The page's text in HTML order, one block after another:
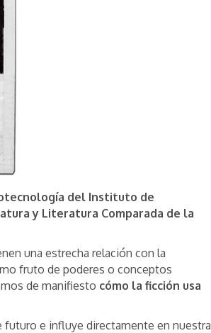
del Instituto de
y Literatura Comparada de la
una estrecha relación con la
fruto de poderes o conceptos
de manifiesto cómo la ficción usa
e influye directamente en nuestra